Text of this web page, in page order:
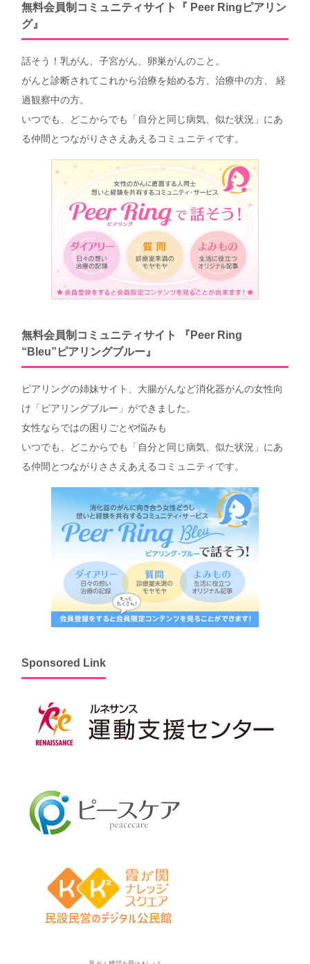
無料会員制コミュニティサイト『 Peer Ringピアリン
グ』
話そう！乳がん、子宮がん、卵巣がんのこと。
がんと診断されてこれから治療を始める方、治療中の方、 経
過観察中の方。
いつでも、どこからでも「自分と同じ病気、似た状況」にあ
る仲間とつながりささえあえるコミュニティです。
無料会員制コミュニティサイト 『Peer Ring
“Bleu”ピアリングブルー』
ピアリングの姉妹サイト、大腸がんなど消化器がんの女性向
け「ピアリングブルー」ができました。
女性ならではの困りごとや悩みも
いつでも、どこからでも「自分と同じ病気、似た状況」にあ
る仲間とつながりささえあえるコミュニティです。
Sponsored Link